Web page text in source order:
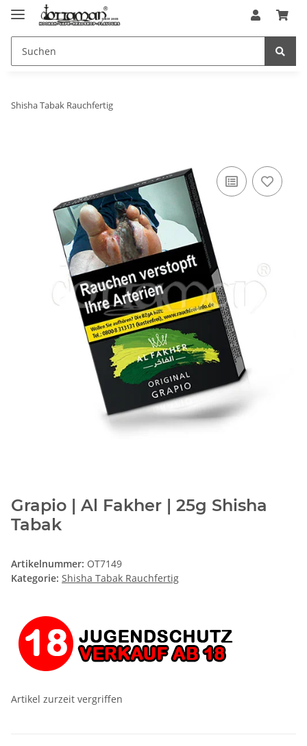
Shisha Tabak Rauchfertig
Grapio | Al Fakher | 25g Shisha
Tabak
Artikelnummer: OT7149
Kategorie: Shisha Tabak Rauchfertig
Artikel zurzeit vergriffen